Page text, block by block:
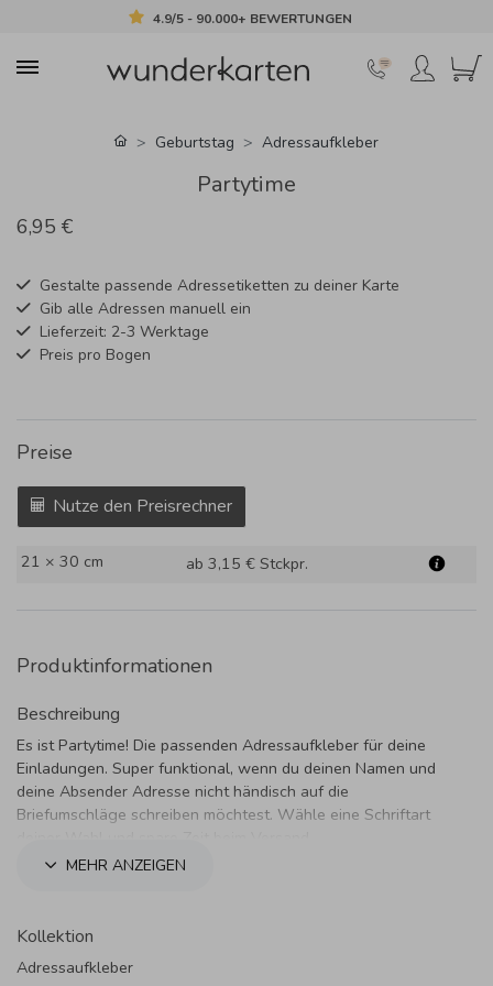
4.9/5 - 90.000+ BEWERTUNGEN
Geburtstag Adressaufkleber
Partytime
6,95 €
Gestalte passende Adressetiketten zu deiner Karte
Gib alle Adressen manuell ein
Lieferzeit: 2-3 Werktage
Preis pro Bogen
Preise
Nutze den Preisrechner
21 × 30 cm ab 3,15 € Stckpr.
Produktinformationen
Beschreibung
Es ist Partytime! Die passenden Adressaufkleber für deine
Einladungen. Super funktional, wenn du deinen Namen und
deine Absender Adresse nicht händisch auf die
Briefumschläge schreiben möchtest. Wähle eine Schriftart
MEHR ANZEIGEN
Kollektion
Adressaufkleber